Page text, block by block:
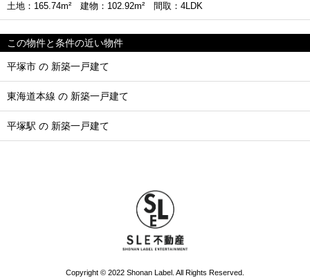
土地：165.74m² 建物：102.92m² 間取：4LDK
この物件と条件の近い物件
平塚市 の 新築一戸建て
東海道本線 の 新築一戸建て
平塚駅 の 新築一戸建て
Copyright © 2022 Shonan Label. All Rights Reserved.